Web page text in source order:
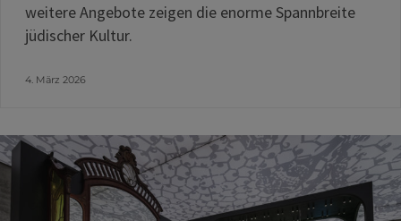
weitere Angebote zeigen die enorme Spannbreite
jüdischer Kultur.
4. März 2026